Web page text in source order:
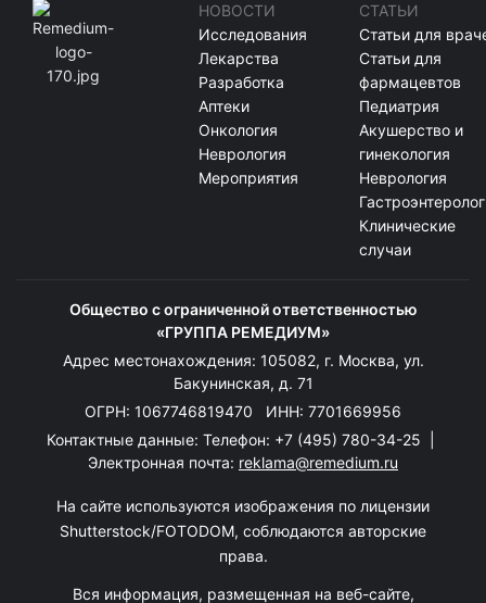
НОВОСТИ
Исследования
Лекарства
Разработка
Аптеки
Онкология
Неврология
Мероприятия
СТАТЬИ
Статьи для
Статьи для
фармацевтов
Педиатрия
Акушерство и
гинекология
Неврология
Клинические
случаи
Общество с ограниченной ответственностью
«ГРУППА РЕМЕДИУМ»
Адрес местонахождения: 105082, г. Москва, ул.
Бакунинская, д. 71
ОГРН: 1067746819470 ИНН: 7701669956
Контактные данные: Телефон: +7 (495) 780-34-25
Электронная почта: reklama@remedium.ru
На сайте используются изображения по лицензии
Shutterstock/FOTODOM, соблюдаются авторские
права.
Вся информация, размещенная на веб-сайте,